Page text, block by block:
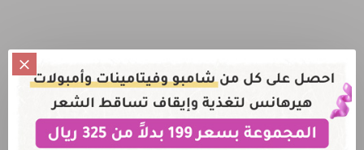
نضمن لك حصولك على المنتج الاصلي فقط
خصم عند طلب أكثر من علبة